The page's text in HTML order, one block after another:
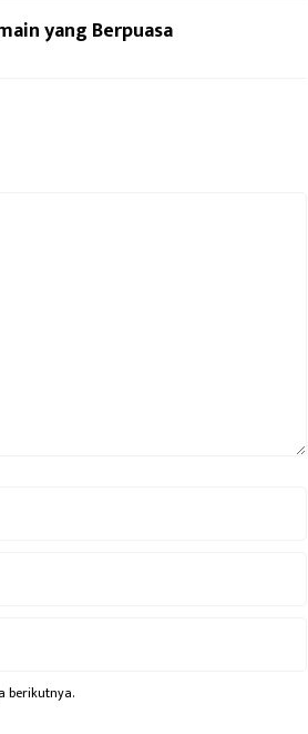
yang Berpuasa
berikutnya.